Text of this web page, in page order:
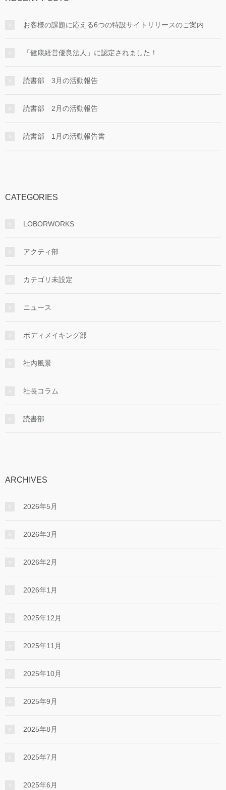
お客様の課題に応える6つの特設サイトリリースのご案内
「健康経営優良法人」に認定されました！
読書部 3月の活動報告
読書部 2月の活動報告
読書部 1月の活動報告書
CATEGORIES
LOBORWORKS
アクティ部
カテゴリ未設定
ニュース
ボディメイキング部
社内風景
社長コラム
読書部
ARCHIVES
2026年5月
2026年3月
2026年2月
2026年1月
2025年12月
2025年11月
2025年10月
2025年9月
2025年8月
2025年7月
2025年6月